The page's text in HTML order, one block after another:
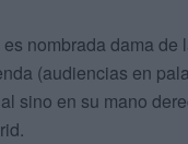
nombrada dama
(audiencias en
sino en su mano